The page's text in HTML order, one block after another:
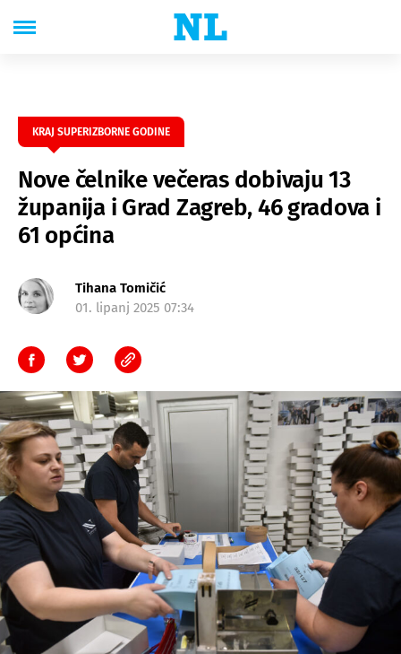
KRAJ SUPERIZBORNE GODINE
Nove čelnike večeras dobivaju 13
županija i Grad Zagreb, 46 gradova i
61 općina
Tihana Tomičić
01. lipanj 2025 07:34